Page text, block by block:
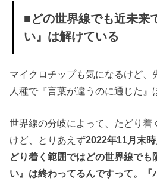
■どの世界線でも近未来
い』は解けている
マイクロチップも気になるけど、
人種で『言葉が違うのに通じた』
世界線の分岐によって、たどり着
けど、とりあえず2022年11月末
どり着く範囲ではどの世界線でも
い』は終わってるんですって。『